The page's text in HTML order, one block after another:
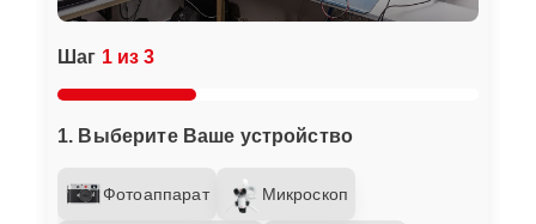
Шаг 1 из 3
1. Выберите Ваше устройство
Фотоаппарат Микроскоп